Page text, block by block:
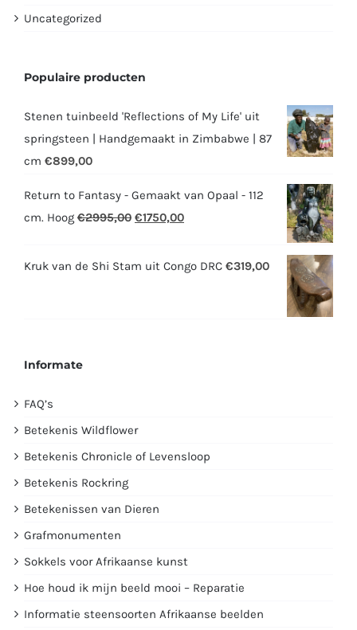
Uncategorized
Populaire producten
Stenen tuinbeeld 'Reflections of My Life' uit
springsteen | Handgemaakt in Zimbabwe | 87
cm €899,00
Return to Fantasy - Gemaakt van Opaal - 112
cm. Hoog €2995,00 Oorspronkelijke
was:
€1750,00Huidige
is:
Kruk van de Shi Stam uit Congo DRC €319,00
Informate
FAQ’s
Betekenis Wildflower
Betekenis Chronicle of Levensloop
Betekenis Rockring
Betekenissen van Dieren
Grafmonumenten
Sokkels voor Afrikaanse kunst
Hoe houd ik mijn beeld mooi – Reparatie
Informatie steensoorten Afrikaanse beelden